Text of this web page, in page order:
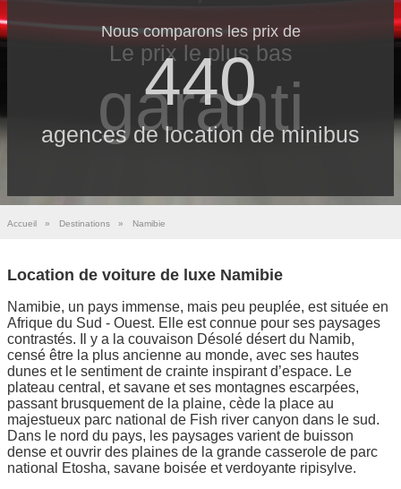
Nous comparons les prix de
440
agences de location de minibus
Le prix le​ plus bas
garanti
Accueil » Destinations » Namibie
Location de voiture de luxe Namibie
Namibie, un pays immense, mais peu peuplée, est située en
Afrique du Sud - Ouest. Elle est connue pour ses paysages
contrastés. Il y a la couvaison Désolé désert du Namib,
censé être la plus ancienne au monde, avec ses hautes
dunes et le sentiment de crainte inspirant d’espace. Le
plateau central, et savane et ses montagnes escarpées,
passant brusquement de la plaine, cède la place au
majestueux parc national de Fish river canyon dans le sud.
Dans le nord du pays, les paysages varient de buisson
dense et ouvrir des plaines de la grande casserole de parc
national Etosha, savane boisée et verdoyante ripisylve.